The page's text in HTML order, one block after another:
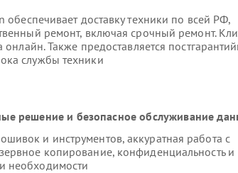
доставку техники по всей РФ,
ремонт, включая срочный ремонт.
онлайн. Также предоставляется
службы техники
решение и безопасное обслуживание
и инструментов, аккуратная работа с
копирование, конфиденциальность и
необходимости